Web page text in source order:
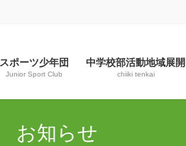
スポーツ少年団
Junior Sport Club
中学校部活動地域展開
chiiki tenkai
お知らせ